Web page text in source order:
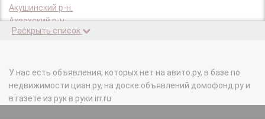
Акушинский р-н.
Ахвахский р-н.
Ахтынский р-н.
Буйнакск г.
Буйнакский р-н.
Гергебильский р-н.
Раскрыть список
У нас есть объявления, которых нет на авито.ру, в базе по
недвижимости циан.ру, на доске объявлений домофонд.ру и
в газете из рук в руки irr.ru